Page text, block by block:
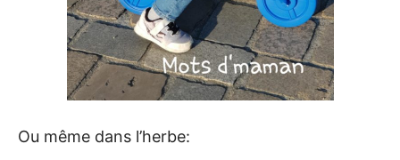
Ou même dans l’herbe: